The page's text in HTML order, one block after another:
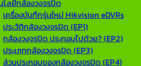
โลยีกล้องวงจรปิด
เครื่องบันทึกรุ่นใหม่ Hikvision eDVRs
ประวัติกล้องวงจรปิด (EP1)
กล้องวงจรปิด ประกอบไปด้วย? (EP2)
ประเภทกล้องวงจรปิด (EP3)
ส่วนประกอบของกล้องวงจรปิด (EP4)